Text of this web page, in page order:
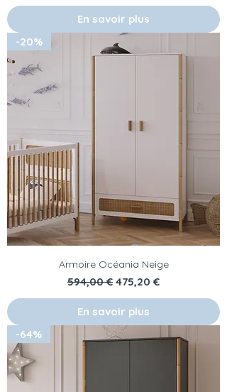
En savoir plus
-20%
Armoire Océania Neige
Prix original
594,00 € Prix promotionnel
475,20 €
En savoir plus
-64%